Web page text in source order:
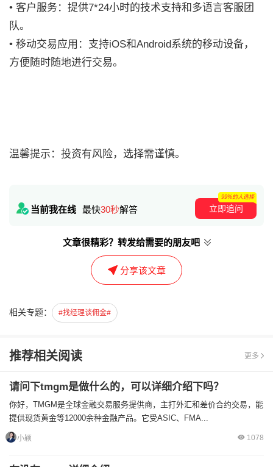
• 客户服务：提供7*24小时的技术支持和多语言客服团
队。
• 移动交易应用：支持iOS和Android系统的移动设备，
方便随时随地进行交易。
温馨提示：投资有风险，选择需谨慎。
当前我在线 最快30秒解答 立即追问
99%的人选择
文章很精彩？转发给需要的朋友吧
分享该文章
相关专题： #找经理谈佣金#
推荐相关阅读 更多
请问下tmgm是做什么的，可以详细介绍下吗？
你好，TMGM是全球金融交易服务提供商，主打外汇和差价合约交易，能
提供现货黄金等12000余种金融产品。它受ASIC、FMA...
小颖 1078